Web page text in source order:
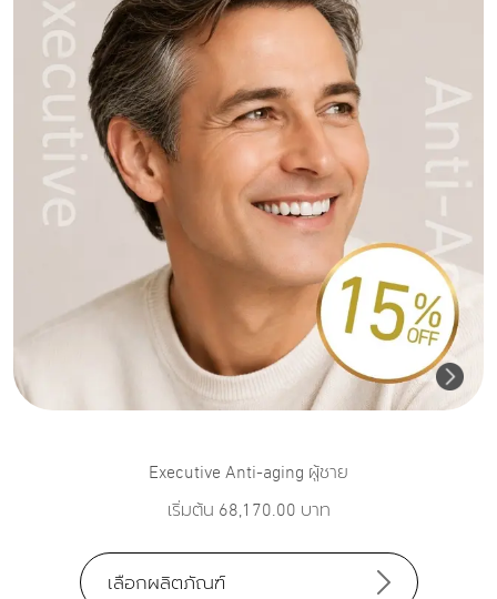
Executive Anti-aging ผู้ชาย
เริ่มต้น 68,170.00 บาท
เลือกผลิตภัณฑ์